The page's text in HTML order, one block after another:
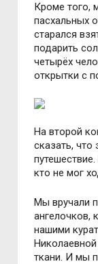
Кроме того,
пасхальных
старался
подарить
четырёх
открытки с
На второй
сказать,
кто не мог
Мы вручали
ангелочков,
нашими
Николаевной
ткани. И мы